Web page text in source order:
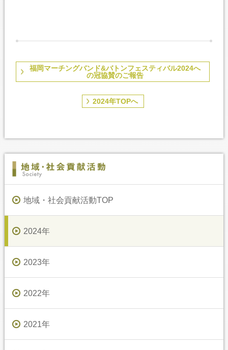
福岡マーチングバンド&バトンフェスティバル2024へ
の冠協賛のご報告
2024年TOPへ
地域・社会貢献活動TOP
2024年
2023年
2022年
2021年